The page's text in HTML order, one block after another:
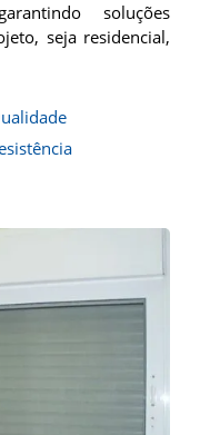
soluções
seja residencial,